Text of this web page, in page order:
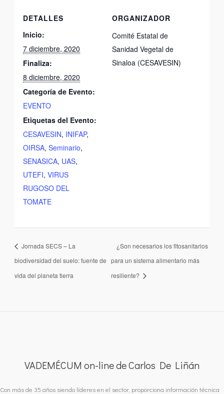
DETALLES
Inicio:
7 diciembre, 2020
Finaliza:
8 diciembre, 2020
Categoría de Evento:
EVENTO
Etiquetas del Evento:
CESAVESIN, INIFAP,
OIRSA,Seminario,
SENASICA, UAS,
UTEFI,VIRUS
RUGOSO DEL
TOMATE
ORGANIZADOR
Comité Estatal de
Sanidad Vegetal de
Sinaloa (CESAVESIN)
Jornada SECS – La
biodiversidad del suelo: fuente de
vida del planeta tierra
¿Son necesarios los fitosanitarios
para un sistema alimentario más
resiliente?
VADEMÉCUM on-line de Carlos De Liñán
Con más de 35 años siendo líderes en el sector, proporciona información técnica